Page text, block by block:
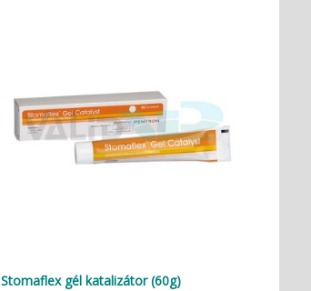
Stomaflex gél katalizátor (60g)